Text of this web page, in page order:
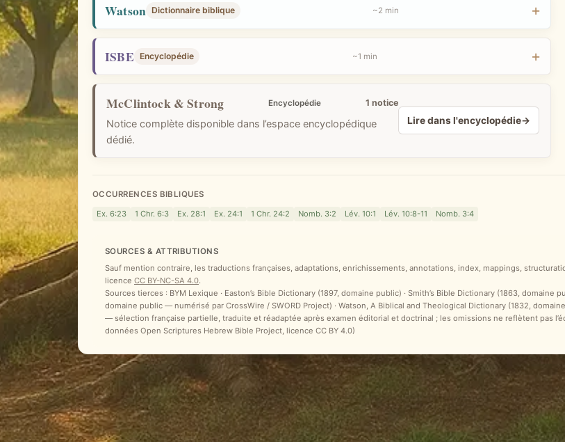
Watson Dictionnaire biblique ~2 min
ISBE Encyclopédie ~1 min
McClintock & Strong Encyclopédie 1 notice
Notice complète disponible dans l’espace encyclopédique
dédié.
Lire dans l'encyclopédie→
OCCURRENCES BIBLIQUES
Ex. 6:23
1 Chr. 6:3 Ex. 28:1 Ex. 24:1 1 Chr. 24:2 Nomb. 3:2 Lév. 10:1 Lév. 10:8-11 Nomb. 3:4
SOURCES & ATTRIBUTIONS
Sauf mention contraire, les traductions françaises, adaptations, enrichissements, annotations, index, mappings,
licence CC BY-NC-SA 4.0.
Sources tierces : BYM Lexique · Easton’s Bible Dictionary (1897, domaine public) · Smith’s Bible Dictionary (1863, domaine
domaine public — numérisé par CrossWire / SWORD Project) · Watson, A Biblical and Theological Dictionary (1832,
— sélection française partielle, traduite et réadaptée après examen éditorial et doctrinal ; les omissions ne reflètent pas
données Open Scriptures Hebrew Bible Project, licence CC BY 4.0)